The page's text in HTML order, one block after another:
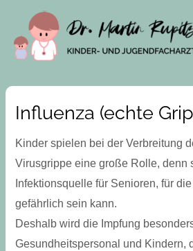
content
Influenza (echte
Kinder spielen bei der Verbreitung
Virusgrippe eine große Rolle, denn
Infektionsquelle für Senioren, für
gefährlich sein kann.
Deshalb wird die Impfung
Gesundheitspersonal und Kindern,